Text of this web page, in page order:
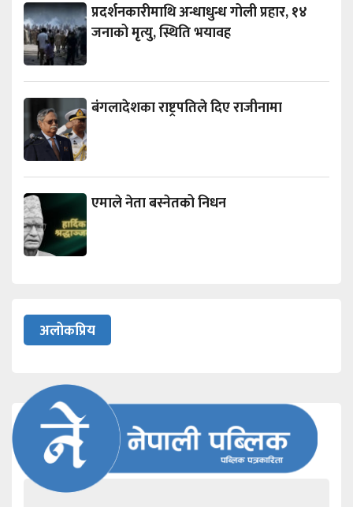
प्रदर्शनकारीमाथि अन्धाधुन्ध गोली प्रहार, १४
जनाको मृत्यु, स्थिति भयावह
बंगलादेशका राष्ट्रपतिले दिए राजीनामा
एमाले नेता बस्नेतको निधन
अलोकप्रिय